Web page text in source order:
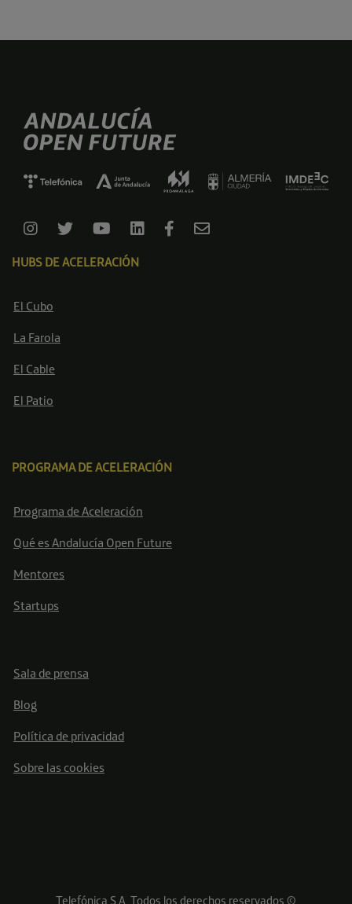
HUBS DE ACELERACIÓN
El Cubo
La Farola
El Cable
El Patio
PROGRAMA DE ACELERACIÓN
Programa de Aceleración
Qué es Andalucía Open Future
Mentores
Startups
Sala de prensa
Blog
Política de privacidad
Sobre las cookies
Telefónica S.A. Todos los derechos reservados ©